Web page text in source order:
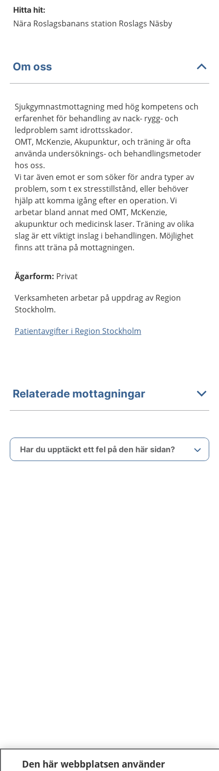
Hitta hit:
Nära Roslagsbanans station Roslags Näsby
Om oss
Sjukgymnastmottagning med hög kompetens och
erfarenhet för behandling av nack- rygg- och
ledproblem samt idrottsskador.
OMT, McKenzie, Akupunktur, och träning är ofta
använda undersöknings- och behandlingsmetoder
hos oss.
Vi tar även emot er som söker för andra typer av
problem, som t ex stresstillstånd, eller behöver
hjälp att komma igång efter en operation. Vi
arbetar bland annat med OMT, McKenzie,
akupunktur och medicinsk laser. Träning av olika
slag är ett viktigt inslag i behandlingen. Möjlighet
finns att träna på mottagningen.
Ägarform: Privat
Verksamheten arbetar på uppdrag av Region
Stockholm.
Patientavgifter i Region Stockholm
Relaterade mottagningar
Har du upptäckt ett fel på den här sidan?
Den här webbplatsen använder